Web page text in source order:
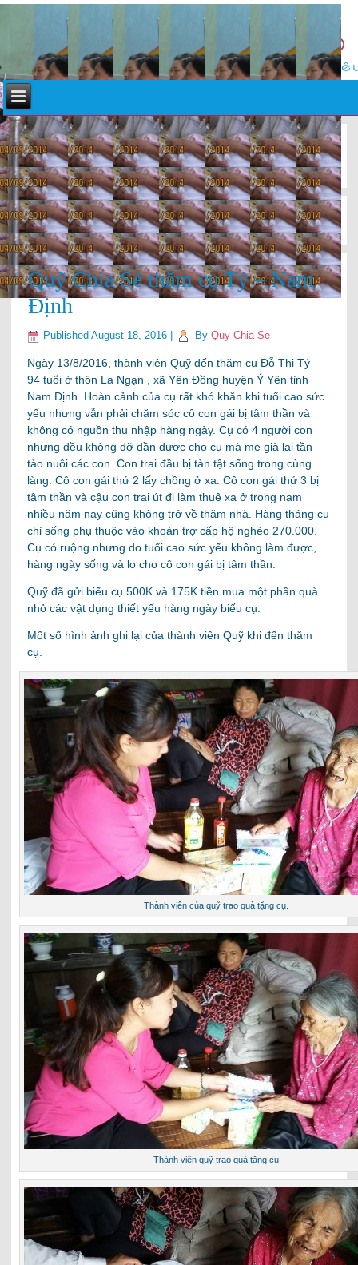
«Kêu gọi giúp đỡ cụ Chuyên – Nam Định
Quỹ Chia Sẻ thăm cụ Chuyên – Nam Định»
Quỹ Chia Sẻ thăm cụ Tý – Nam
Định
Published August 18, 2016 By Quy Chia Se
Ngày 13/8/2016, thành viên Quỹ đến thăm cụ Đỗ Thị Tý –
94 tuổi ở thôn La Ngạn , xã Yên Đồng huyện Ý Yên tỉnh
Nam Định. Hoàn cảnh của cụ rất khó khăn khi tuổi cao sức
yếu nhưng vẫn phải chăm sóc cô con gái bị tâm thần và
không có nguồn thu nhập hàng ngày. Cụ có 4 người con
nhưng đều không đỡ đần được cho cụ mà mẹ già lại tần
tảo nuôi các con. Con trai đầu bị tàn tật sống trong cùng
làng. Cô con gái thứ 2 lấy chồng ở xa. Cô con gái thứ 3 bị
tâm thần và cậu con trai út đi làm thuê xa ở trong nam
nhiều năm nay cũng không trở về thăm nhà. Hàng tháng cụ
chỉ sống phụ thuộc vào khoản trợ cấp hộ nghèo 270.000.
Cụ có ruộng nhưng do tuổi cao sức yếu không làm được,
hàng ngày sống và lo cho cô con gái bị tâm thần.
Quỹ đã gửi biếu cụ 500K và 175K tiền mua một phần quà
nhỏ các vật dụng thiết yếu hàng ngày biếu cụ.
Mốt số hình ảnh ghi lại của thành viên Quỹ khi đến thăm
cụ.
Thành viên của quỹ trao quà tặng cụ.
Thành viên quỹ trao quà tặng cụ